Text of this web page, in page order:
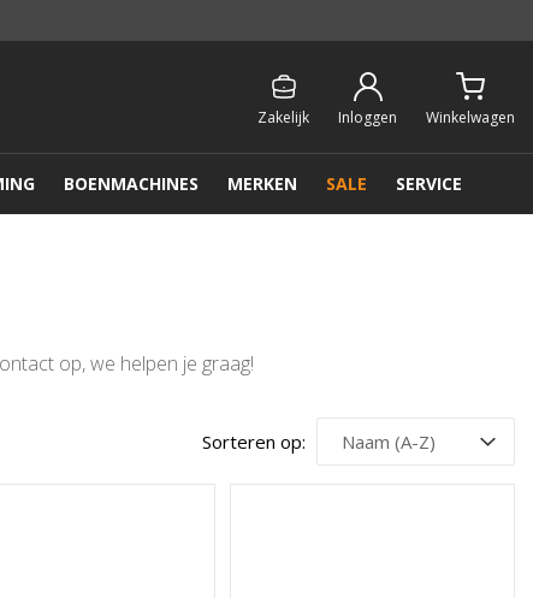
Zakelijk Inloggen Winkelwagen
BOENMACHINES MERKEN SALE SERVICE
op, we helpen je graag!
Sorteren op: